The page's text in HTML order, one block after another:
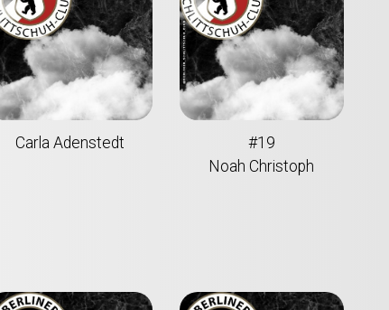
Carla Adenstedt
#19
Noah Christoph